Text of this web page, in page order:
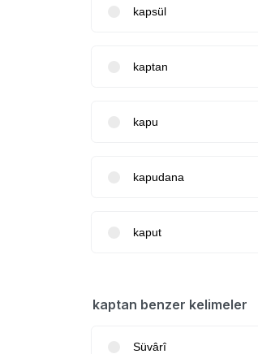
kapsül
kaptan
kapu
kapudana
kaput
kaptan benzer kelimeler
Süvârî